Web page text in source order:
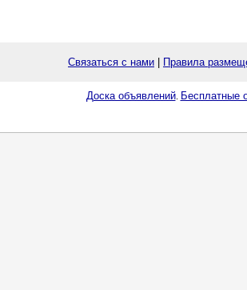
Связаться с нами Правила
Доска объявлений. Бесплатные